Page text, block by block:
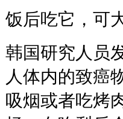
饭后吃它，可
韩国研究人员
人体内的致癌
吸烟或者吃烤